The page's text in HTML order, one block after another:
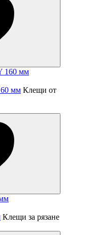
мм Клещи от
Клещи за рязане